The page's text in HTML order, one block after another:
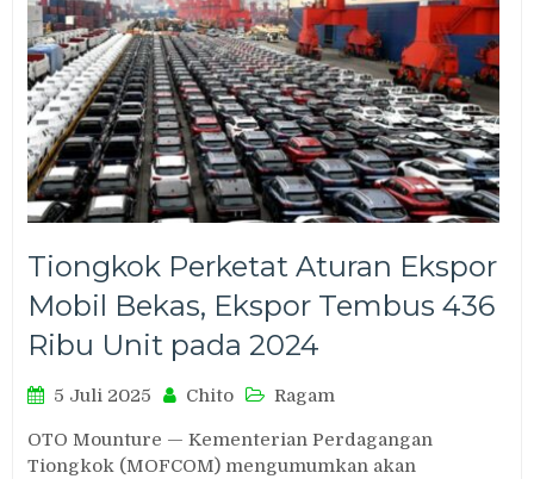
Tiongkok Perketat Aturan Ekspor
Mobil Bekas, Ekspor Tembus 436
Ribu Unit pada 2024
5 Juli 2025 Chito Ragam
OTO Mounture — Kementerian Perdagangan
Tiongkok (MOFCOM) mengumumkan akan